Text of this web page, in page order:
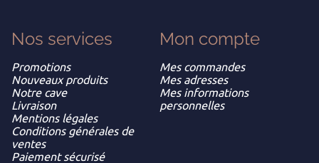
Nos services
Promotions
Nouveaux produits
Notre cave
Livraison
Mentions légales
Conditions générales de
ventes
Paiement sécurisé
Mon compte
Mes commandes
Mes adresses
Mes informations
personnelles